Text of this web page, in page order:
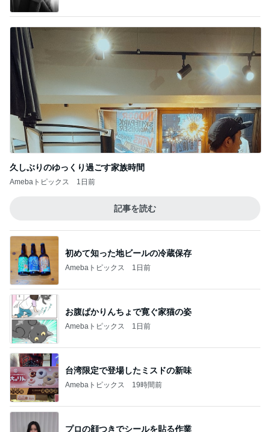
久しぶりのゆっくり過ごす家族時間
Amebaトピックス 1日前
記事を読む
初めて知った地ビールの冷蔵保存
Amebaトピックス 1日前
お腹ぱかりんちょで寛ぐ家猫の姿
Amebaトピックス 1日前
台湾限定で登場したミスドの新味
Amebaトピックス 19時間前
プロの顔つきでシールを貼る作業